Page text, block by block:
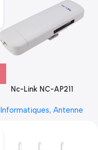
Nc-Link NC-AP211
Informatiques, Antenne